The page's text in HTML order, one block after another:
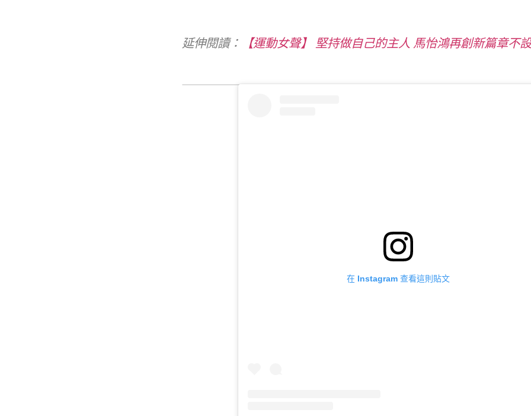
延伸閱讀： 【運動女聲】 堅持做自己的主人 馬怡鴻再創新篇章不
在 Instagram 查看這則貼文